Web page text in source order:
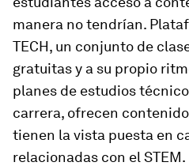
manera no tendrían.
TECH, un conjunto de
gratuitas y a su propio
planes de estudios
carrera, ofrecen
tienen la vista puesta en
relacionadas con el